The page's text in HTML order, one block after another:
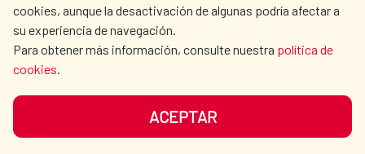
cookies, aunque la desactivación de algunas podría afectar a
su experiencia de navegación.
Para obtener más información, consulte nuestra política de
cookies.
ACEPTARDATA PROTECTION